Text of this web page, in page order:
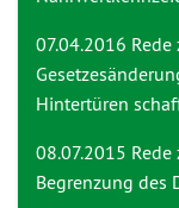
07.04.2016
Hintertüren
08.07.2015 Rede
Begrenzung des